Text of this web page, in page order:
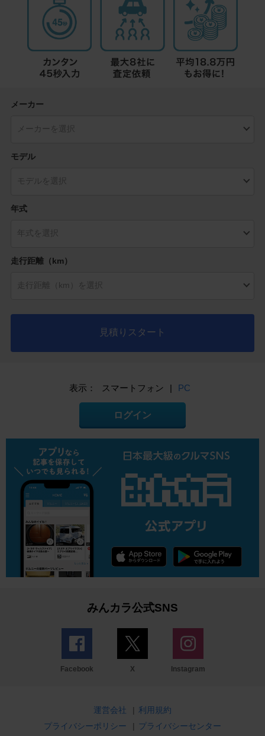
メーカー
モデル
年式
走行距離（km）
見積りスタート
表示： スマートフォン | PC
ログイン
みんカラ公式SNS
Facebook X Instagram
運営会社 | 利用規約
プライバシーポリシー
| プライバシーセンター